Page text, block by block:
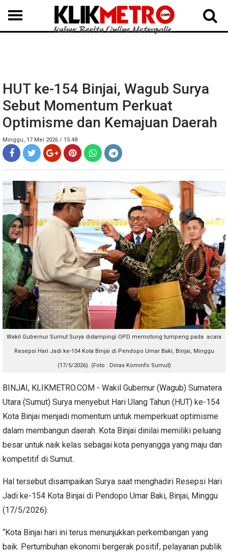
MEDAN LANGKAT DAIRI SAMOSIR TAPUT BATUBARA DELISERDANG
HUT ke-154 Binjai, Wagub Surya
Sebut Momentum Perkuat
Optimisme dan Kemajuan Daerah
Minggu, 17 Mei 2026 / 15.48
Wakil Gubernur Sumut Surya didampingi OPD memotong tumpeng pada acara
Resepsi Hari Jadi ke-154 Kota Binjai di Pendopo Umar Baki, Binjai, Minggu
(17/5/2026). (Foto : Dinas Kominfo Sumut)
BINJAI, KLIKMETRO.COM - Wakil Gubernur (Wagub) Sumatera
Utara (Sumut) Surya menyebut Hari Ulang Tahun (HUT) ke-154
Kota Binjai menjadi momentum untuk memperkuat optimisme
dalam membangun daerah. Kota Binjai dinilai memiliki peluang
besar untuk naik kelas sebagai kota penyangga yang maju dan
kompetitif di Sumut.
Hal tersebut disampaikan Surya saat menghadiri Resepsi Hari
Jadi ke-154 Kota Binjai di Pendopo Umar Baki, Binjai, Minggu
(17/5/2026).
“Kota Binjai hari ini terus menunjukkan perkembangan yang
baik. Pertumbuhan ekonomi bergerak positif, pelayanan publik